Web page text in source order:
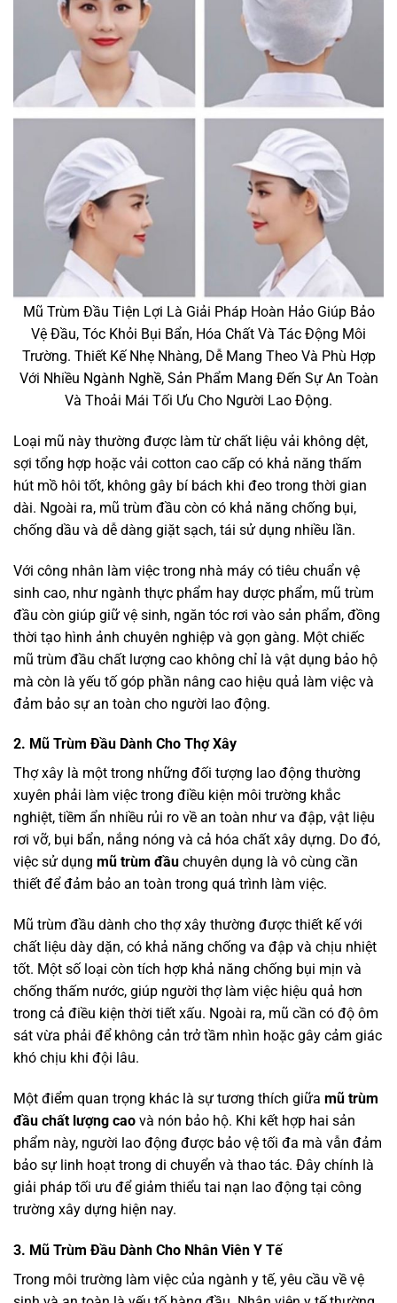
Mũ Trùm Đầu Tiện Lợi Là Giải Pháp Hoàn Hảo Giúp Bảo
Vệ Đầu, Tóc Khỏi Bụi Bẩn, Hóa Chất Và Tác Động Môi
Trường. Thiết Kế Nhẹ Nhàng, Dễ Mang Theo Và Phù Hợp
Với Nhiều Ngành Nghề, Sản Phẩm Mang Đến Sự An Toàn
Và Thoải Mái Tối Ưu Cho Người Lao Động.
Loại mũ này thường được làm từ chất liệu vải không dệt,
sợi tổng hợp hoặc vải cotton cao cấp có khả năng thấm
hút mồ hôi tốt, không gây bí bách khi đeo trong thời gian
dài. Ngoài ra, mũ trùm đầu còn có khả năng chống bụi,
chống dầu và dễ dàng giặt sạch, tái sử dụng nhiều lần.
Với công nhân làm việc trong nhà máy có tiêu chuẩn vệ
sinh cao, như ngành thực phẩm hay dược phẩm, mũ trùm
đầu còn giúp giữ vệ sinh, ngăn tóc rơi vào sản phẩm, đồng
thời tạo hình ảnh chuyên nghiệp và gọn gàng. Một chiếc
mũ trùm đầu chất lượng cao không chỉ là vật dụng bảo hộ
mà còn là yếu tố góp phần nâng cao hiệu quả làm việc và
đảm bảo sự an toàn cho người lao động.
2. Mũ Trùm Đầu Dành Cho Thợ Xây
Thợ xây là một trong những đối tượng lao động thường
xuyên phải làm việc trong điều kiện môi trường khắc
nghiệt, tiềm ẩn nhiều rủi ro về an toàn như va đập, vật liệu
rơi vỡ, bụi bẩn, nắng nóng và cả hóa chất xây dựng. Do đó,
việc sử dụng mũ trùm đầu chuyên dụng là vô cùng cần
thiết để đảm bảo an toàn trong quá trình làm việc.
Mũ trùm đầu dành cho thợ xây thường được thiết kế với
chất liệu dày dặn, có khả năng chống va đập và chịu nhiệt
tốt. Một số loại còn tích hợp khả năng chống bụi mịn và
chống thấm nước, giúp người thợ làm việc hiệu quả hơn
trong cả điều kiện thời tiết xấu. Ngoài ra, mũ cần có độ ôm
sát vừa phải để không cản trở tầm nhìn hoặc gây cảm giác
khó chịu khi đội lâu.
Một điểm quan trọng khác là sự tương thích giữa mũ trùm
đầu chất lượng cao và nón bảo hộ. Khi kết hợp hai sản
phẩm này, người lao động được bảo vệ tối đa mà vẫn đảm
bảo sự linh hoạt trong di chuyển và thao tác. Đây chính là
giải pháp tối ưu để giảm thiểu tai nạn lao động tại công
trường xây dựng hiện nay.
3. Mũ Trùm Đầu Dành Cho Nhân Viên Y Tế
Trong môi trường làm việc của ngành y tế, yêu cầu về vệ